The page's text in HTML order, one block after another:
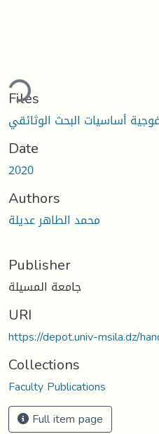
Files
Date
2020
Authors
محمد الطاهر عديلة
Publisher
جامعة المسيلة
URI
https://depot.univ-msila.dz/
Collections
Faculty Publications
Full item page